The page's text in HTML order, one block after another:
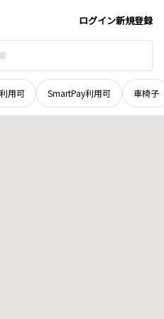
ログイン新規登録
用可 SmartPay利用可 車椅子